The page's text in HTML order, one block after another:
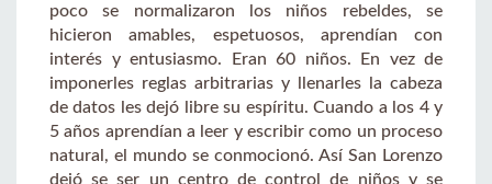
poco se normalizaron los niños rebeldes, se
hicieron amables, espetuosos, aprendían con
interés y entusiasmo. Eran 60 niños. En vez de
imponerles reglas arbitrarias y llenarles la cabeza
de datos les dejó libre su espíritu. Cuando a los 4 y
5 años aprendían a leer y escribir como un proceso
natural, el mundo se conmocionó. Así San Lorenzo
dejó se ser un centro de control de niños y se